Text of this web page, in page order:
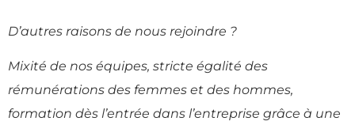
D’autres raisons de nous rejoindre ?
Mixité de nos équipes, stricte égalité des
rémunérations des femmes et des hommes,
formation dès l’entrée dans l’entreprise grâce à une